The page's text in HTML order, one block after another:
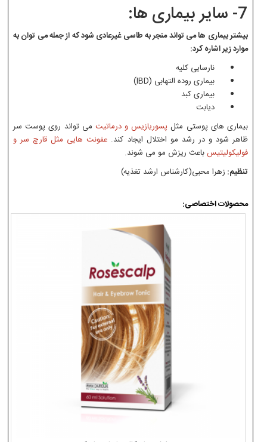
7- سایر بیماری ها:
بیشتر بیماری ها می تواند منجر به طاسی غیرعادی شود که از جمله می توان به
موارد زیر اشاره کرد:
نارسایی کلیه
بیماری روده التهابی (IBD)
بیماری کبد
دیابت
بیماری های پوستی مثل پسوریازیس و درماتیت می تواند روی پوست سر
ظاهر شود و در رشد مو اختلال ایجاد کند. عفونت هایی مثل قارچ سر و
فولیکولیتیسباعث ریزش مو می شوند.
تنظیم: زهرا محبی(کارشناس ارشد تغذیه)
محصولات اختصاصی: